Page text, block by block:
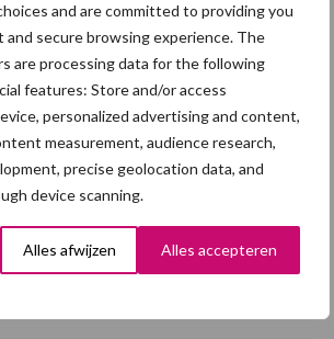
and are committed to providing you
secure browsing experience. The
are processing data for the following
features: Store and/or access
personalized advertising and content,
measurement, audience research,
precise geolocation data, and
device scanning.
Alles afwijzen Alles accepteren
doppen
als
vezelbro
n na het
spenen
vezels aan het voeder voor
tegengaan, alsook de lagere groei die
Meestal gaat de keuze naar tarwezemelen
voeder voor pasgespeende ...Lees meer